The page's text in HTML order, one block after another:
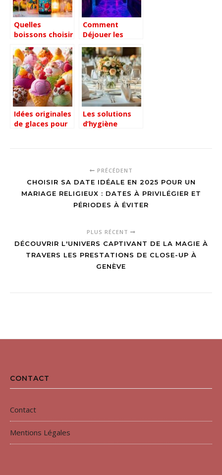
Quelles
boissons choisir
d’anniversaire
en famille ?
Comment
Déjouer les
l’Escape Game
SAW – Escape
Gamer –
Trouvez votre
escape game
Idées originales
de glaces pour
Les solutions
d’hygiène
PRÉCÉDENT
CHOISIR SA DATE IDÉALE EN 2025 POUR UN
MARIAGE RELIGIEUX : DATES À PRIVILÉGIER ET
PÉRIODES À ÉVITER
PLUS RÉCENT
DÉCOUVRIR L'UNIVERS CAPTIVANT DE LA MAGIE À
TRAVERS LES PRESTATIONS DE CLOSE-UP À
GENÈVE
CONTACT
Contact
Mentions Légales